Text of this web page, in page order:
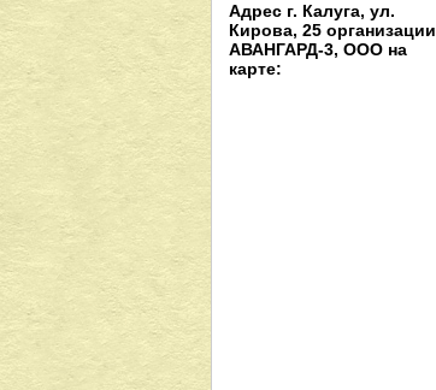
Адрес г. Калуга, ул.
Кирова, 25 организации
АВАНГАРД-3, ООО на
карте: